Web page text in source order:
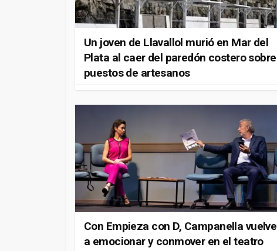
Un joven de Llavallol murió en Mar del
Plata al caer del paredón costero sobre
puestos de artesanos
Con Empieza con D, Campanella vuelve
a emocionar y conmover en el teatro